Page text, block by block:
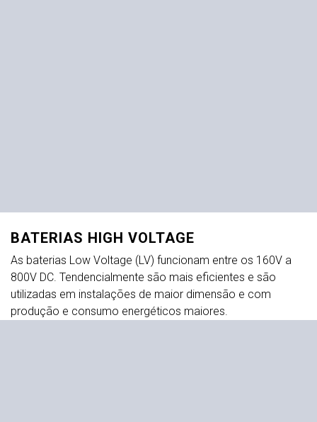
BATERIAS HIGH VOLTAGE
As baterias Low Voltage (LV) funcionam entre os 160V a
800V DC. Tendencialmente são mais eficientes e são
utilizadas em instalações de maior dimensão e com
produção e consumo energéticos maiores.